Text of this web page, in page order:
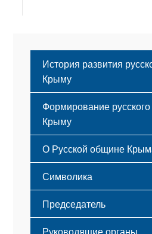
История развития
Крыму
Формирование
Крыму
Русский Крым
О Русской общине
Этапы становления
Принципы деятельности
Структура
Мероприятия
Символика
Флаг
Герб
Гимн
Председатель